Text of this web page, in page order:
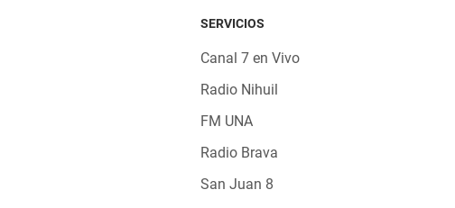
SERVICIOS
Canal 7 en Vivo
Radio Nihuil
FM UNA
Radio Brava
San Juan 8